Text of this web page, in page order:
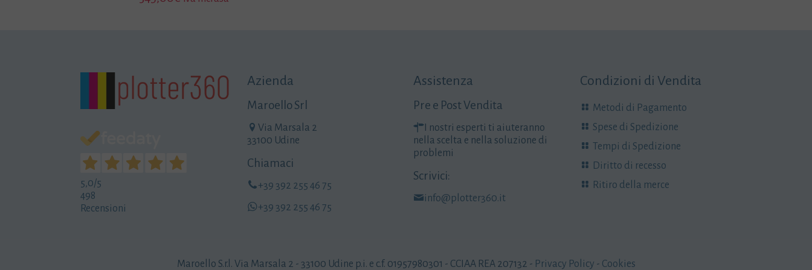
5,0/5
498
Recensioni
Azienda
Maroello Srl
Via Marsala 2
33100 Udine
Chiamaci
+39 392 255 46 75
+39 392 255 46 75
Assistenza
Pre e Post Vendita
I nostri esperti ti aiuteranno
nella scelta e nella soluzione di
problemi
Scrivici:
info@plotter360.it
Condizioni di Vendita
Metodi di Pagamento
Spese di Spedizione
Tempi di Spedizione
Diritto di recesso
Ritiro della merce
Maroello S.r.l. Via Marsala 2 - 33100 Udine p.i. e c.f. 01957980301 - CCIAA REA 207132 - Privacy Policy - Cookies